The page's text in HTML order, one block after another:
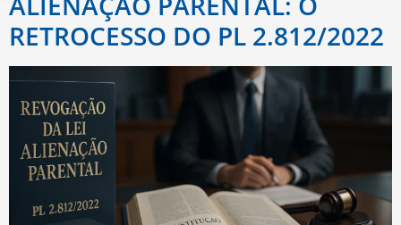
RETROCESSO DO PL 2.812/2022